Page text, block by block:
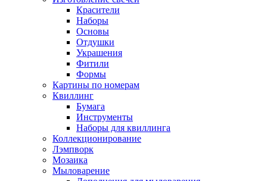
Красители
Наборы
Основы
Отдушки
Украшения
Фитили
Формы
Картины по номерам
Квиллинг
Бумага
Инструменты
Наборы для квиллинга
Коллекционирование
Лэмпворк
Мозаика
Мыловарение